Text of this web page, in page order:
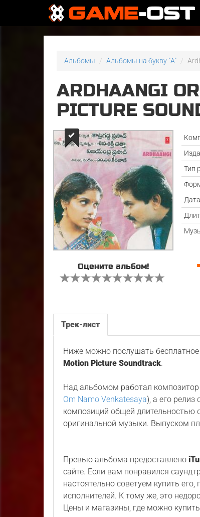
Альбомы Альбомы на букву "A"
ARDHAANGI
PICTURE
Тип
Оцените альбом!
Трек-лист
Ниже можно послушать
Motion Picture Soundtrack.
Над альбомом работал композитор
Om Namo Venkatesaya), а его релиз
композиций общей длительностью
оригинальной музыки. Выпуском
Превью альбома предоставлено
сайте. Если вам понравился
настоятельно советуем купить
исполнителей. К тому же, это
Цены и магазины, где можно